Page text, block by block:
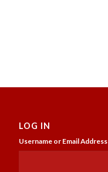
LOG IN
Username or Email Address